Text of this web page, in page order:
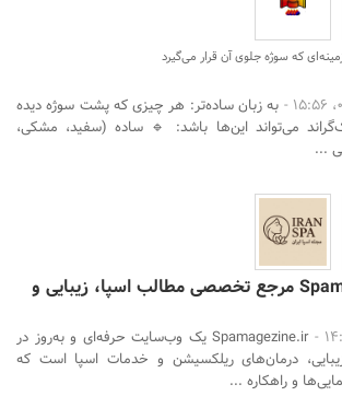
که سوژه جلوی آن قرار می‌گیرد
به زبان ساده‌تر: هر چیزی که پشت سوژه دیده
می‌تواند این‌ها باشد: 🔹 ساده (سفید، مشکی،
...
معرفی Spamagezine.ir مرجع تخصصی مطالب اسپا، زیبایی و
Spamagezine.ir یک وب‌سایت حرفه‌ای و به‌روز در
درمان‌های ریلکسیشن و خدمات اسپا است که
و راهکاره ...